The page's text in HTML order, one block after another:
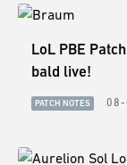
LoL PBE
bald live!
PATCH NOTES